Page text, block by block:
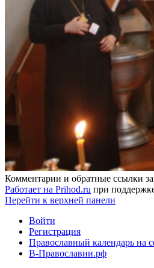
Комментарии и обратные ссылки
Работает на Prihod.ru при
Перейти к верхней панели
Войти
Регистрация
Православный календарь на
В-Православии.рф